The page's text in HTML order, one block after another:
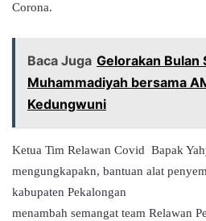
Corona.
Baca Juga Gelorakan Bulan
Muhammadiyah bersama
Kedungwuni
Ketua Tim Relawan Covid Bapak
mengungkapakn, bantuan alat
kabupaten Pekalongan
menambah semangat team Relawan